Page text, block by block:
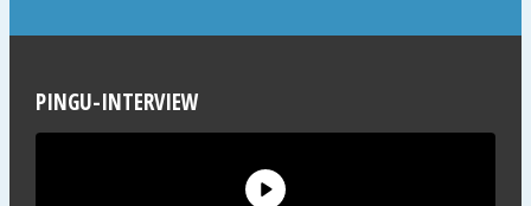
PINGU-INTERVIEW